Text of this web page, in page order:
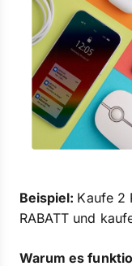
Beispiel: Kaufe 2
RABATT und
Warum es